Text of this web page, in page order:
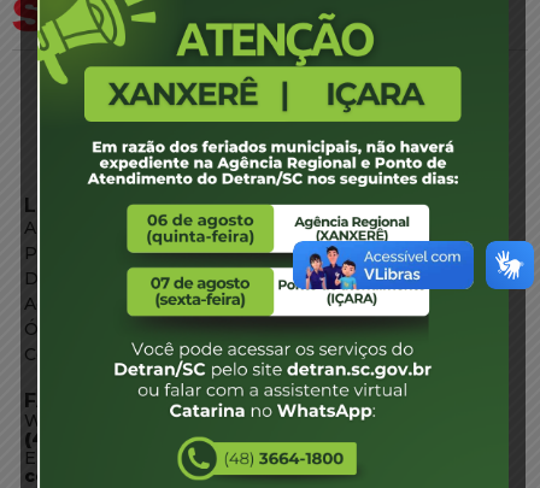
LINKS EXTERNOS
Agência de Notícias
Portal de Serviços
Diário Oficial
Acesso à Informação
Órgãos do Governo
Conheça SC
FALE CONOSCO
WhatsApp:
(48) 3664-1800
E-mail:
centraldeinformacoes@detran.sc.gov.br